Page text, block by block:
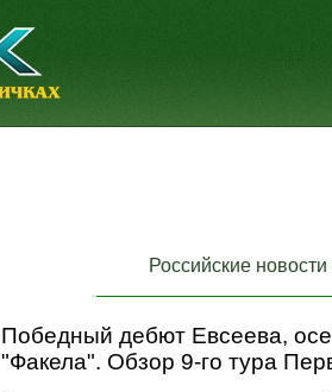
Российские новости
Победный дебют Евсеева,
"Факела". Обзор 9-го тура